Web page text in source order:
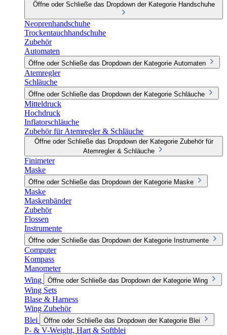
Öffne oder Schließe das Dropdown der Kategorie Handschuhe
Neoprenhandschuhe
Trockentauchhandschuhe
Zubehör
Automaten
Öffne oder Schließe das Dropdown der Kategorie Automaten
Atemregler
Schläuche
Öffne oder Schließe das Dropdown der Kategorie Schläuche
Mitteldruck
Hochdruck
Inflatorschläuche
Zubehör für Atemregler & Schläuche
Öffne oder Schließe das Dropdown der Kategorie Zubehör für
Atemregler & Schläuche
Finimeter
Maske
Öffne oder Schließe das Dropdown der Kategorie Maske
Maske
Maskenbänder
Zubehör
Flossen
Instrumente
Öffne oder Schließe das Dropdown der Kategorie Instrumente
Computer
Kompass
Manometer
Wing
Öffne oder Schließe das Dropdown der Kategorie Wing
Wing Sets
Blase & Harness
Wing Zubehör
Blei
Öffne oder Schließe das Dropdown der Kategorie Blei
P- & V-Weight, Hart & Softblei